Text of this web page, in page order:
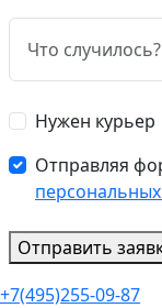
Нужен курьер
Отправляя
Отправить
+7(495)255-09-87